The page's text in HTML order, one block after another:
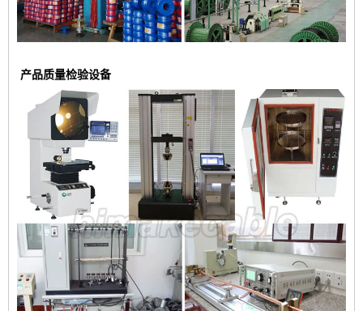
产品质量检验设备